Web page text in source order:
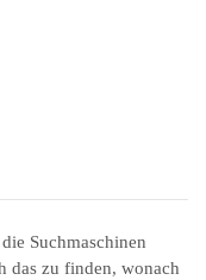
Suchmaschinen
das zu finden, wonach